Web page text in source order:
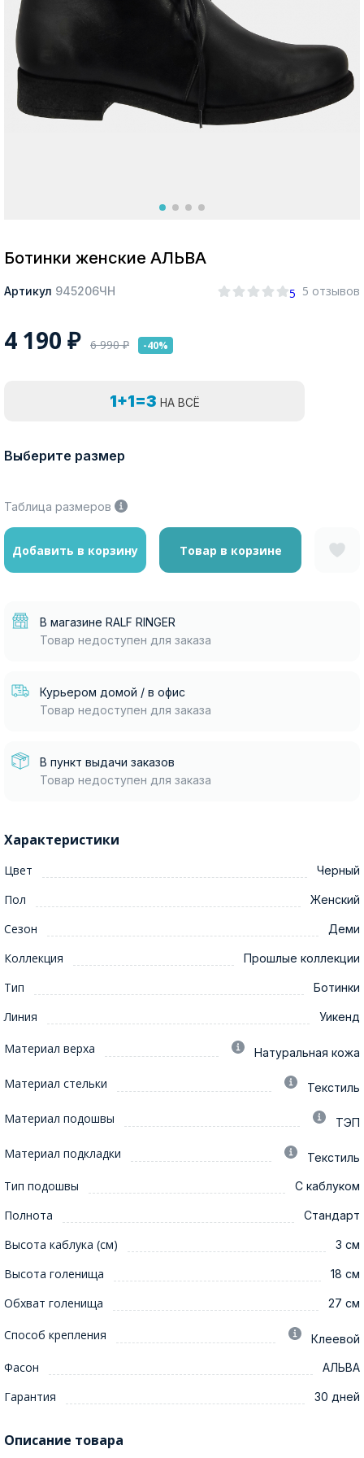
Москва
Ботинки женские АЛЬВА
Артикул 945206ЧН 5 5 отзывов
4 190 ₽ 6 990₽ -40%
1+1=3 НА ВСЁ
Выберите размер
Таблица размеров
Добавить в корзину Товар в корзине
В магазине RALF RINGER
Товар недоступен для заказа
Курьером домой / в офис
Товар недоступен для заказа
В пункт выдачи заказов
Товар недоступен для заказа
Характеристики
Цвет Черный
Пол Женский
Сезон Деми
Коллекция Прошлые коллекции
Тип Ботинки
Линия Уикенд
Материал верха Натуральная кожа
Материал стельки Текстиль
Материал подошвы ТЭП
Материал подкладки Текстиль
Тип подошвы С каблуком
Полнота Стандарт
Высота каблука (см) 3 см
Высота голенища 18 см
Обхват голенища 27 см
Способ крепления Клеевой
Фасон АЛЬВА
Гарантия 30 дней
Описание товара